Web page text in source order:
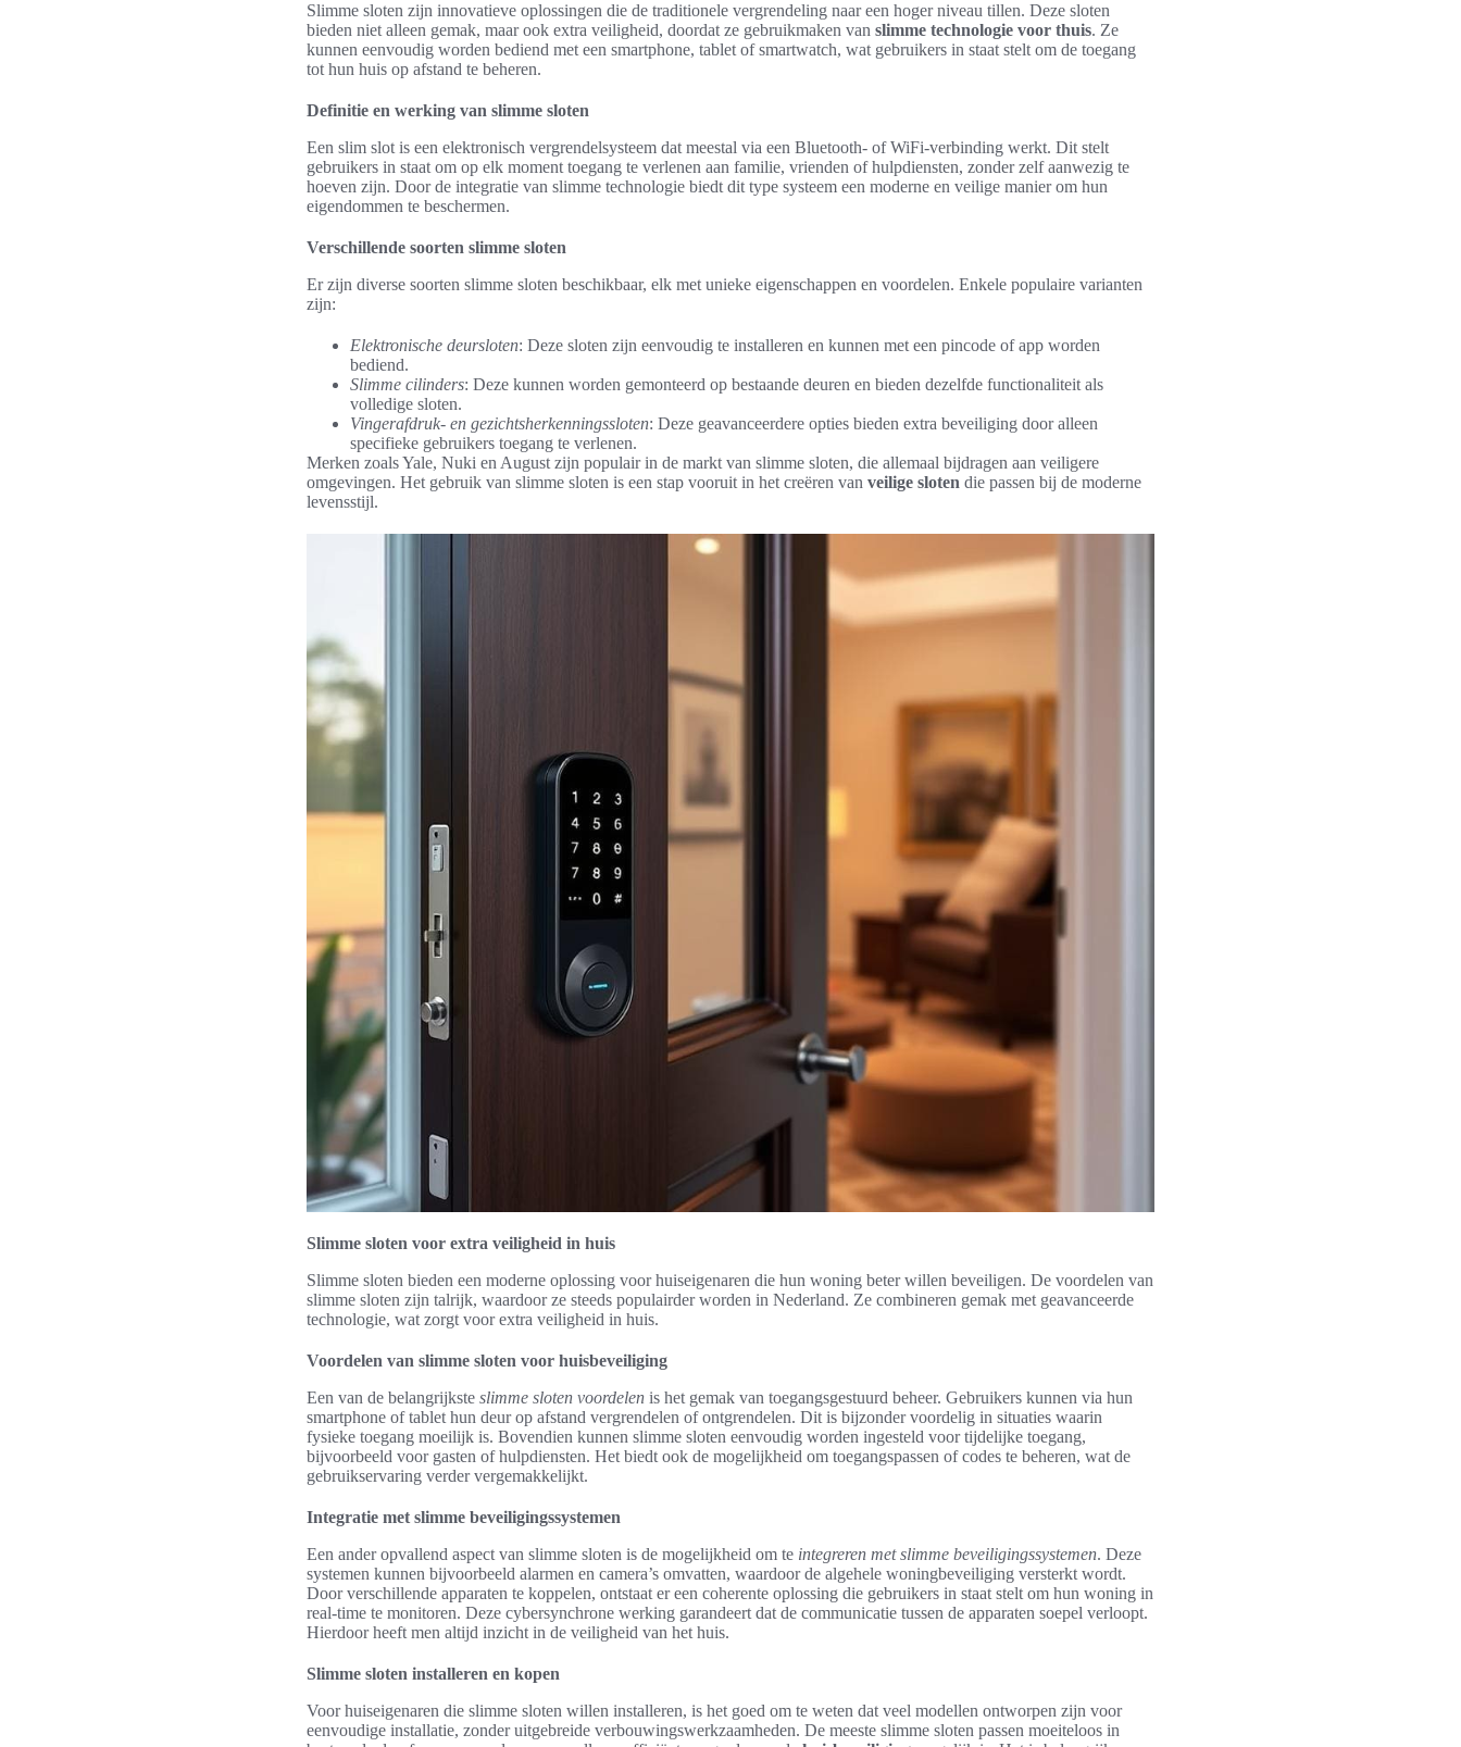
Slimme sloten zijn innovatieve oplossingen die de traditionele vergrendeling naar een hoger niveau tillen. Deze sloten
bieden niet alleen gemak, maar ook extra veiligheid, doordat ze gebruikmaken van slimme technologie voor thuis. Ze
kunnen eenvoudig worden bediend met een smartphone, tablet of smartwatch, wat gebruikers in staat stelt om de toegang
tot hun huis op afstand te beheren.
Definitie en werking van slimme sloten
Een slim slot is een elektronisch vergrendelsysteem dat meestal via een Bluetooth- of WiFi-verbinding werkt. Dit stelt
gebruikers in staat om op elk moment toegang te verlenen aan familie, vrienden of hulpdiensten, zonder zelf aanwezig te
hoeven zijn. Door de integratie van slimme technologie biedt dit type systeem een moderne en veilige manier om hun
eigendommen te beschermen.
Verschillende soorten slimme sloten
Er zijn diverse soorten slimme sloten beschikbaar, elk met unieke eigenschappen en voordelen. Enkele populaire varianten
zijn:
Elektronische deursloten: Deze sloten zijn eenvoudig te installeren en kunnen met een pincode of app worden
bediend.
Slimme cilinders: Deze kunnen worden gemonteerd op bestaande deuren en bieden dezelfde functionaliteit als
volledige sloten.
Vingerafdruk- en gezichtsherkenningssloten: Deze geavanceerdere opties bieden extra beveiliging door alleen
specifieke gebruikers toegang te verlenen.
Merken zoals Yale, Nuki en August zijn populair in de markt van slimme sloten, die allemaal bijdragen aan veiligere
omgevingen. Het gebruik van slimme sloten is een stap vooruit in het creëren van veilige sloten die passen bij de moderne
levensstijl.
Slimme sloten voor extra veiligheid in huis
Slimme sloten bieden een moderne oplossing voor huiseigenaren die hun woning beter willen beveiligen. De voordelen van
slimme sloten zijn talrijk, waardoor ze steeds populairder worden in Nederland. Ze combineren gemak met geavanceerde
technologie, wat zorgt voor extra veiligheid in huis.
Voordelen van slimme sloten voor huisbeveiliging
Een van de belangrijkste slimme sloten voordelen is het gemak van toegangsgestuurd beheer. Gebruikers kunnen via hun
smartphone of tablet hun deur op afstand vergrendelen of ontgrendelen. Dit is bijzonder voordelig in situaties waarin
fysieke toegang moeilijk is. Bovendien kunnen slimme sloten eenvoudig worden ingesteld voor tijdelijke toegang,
bijvoorbeeld voor gasten of hulpdiensten. Het biedt ook de mogelijkheid om toegangspassen of codes te beheren, wat de
gebruikservaring verder vergemakkelijkt.
Integratie met slimme beveiligingssystemen
Een ander opvallend aspect van slimme sloten is de mogelijkheid om te integreren met slimme beveiligingssystemen. Deze
systemen kunnen bijvoorbeeld alarmen en camera’s omvatten, waardoor de algehele woningbeveiliging versterkt wordt.
Door verschillende apparaten te koppelen, ontstaat er een coherente oplossing die gebruikers in staat stelt om hun woning in
real-time te monitoren. Deze cybersynchrone werking garandeert dat de communicatie tussen de apparaten soepel verloopt.
Hierdoor heeft men altijd inzicht in de veiligheid van het huis.
Slimme sloten installeren en kopen
Voor huiseigenaren die slimme sloten willen installeren, is het goed om te weten dat veel modellen ontworpen zijn voor
eenvoudige installatie, zonder uitgebreide verbouwingswerkzaamheden. De meeste slimme sloten passen moeiteloos in